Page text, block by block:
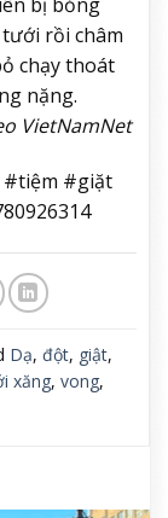
rồi châm
chạy thoát
nặng.
VietNamNet
#giặt
Dạ, đột, giật,
xăng, vong,